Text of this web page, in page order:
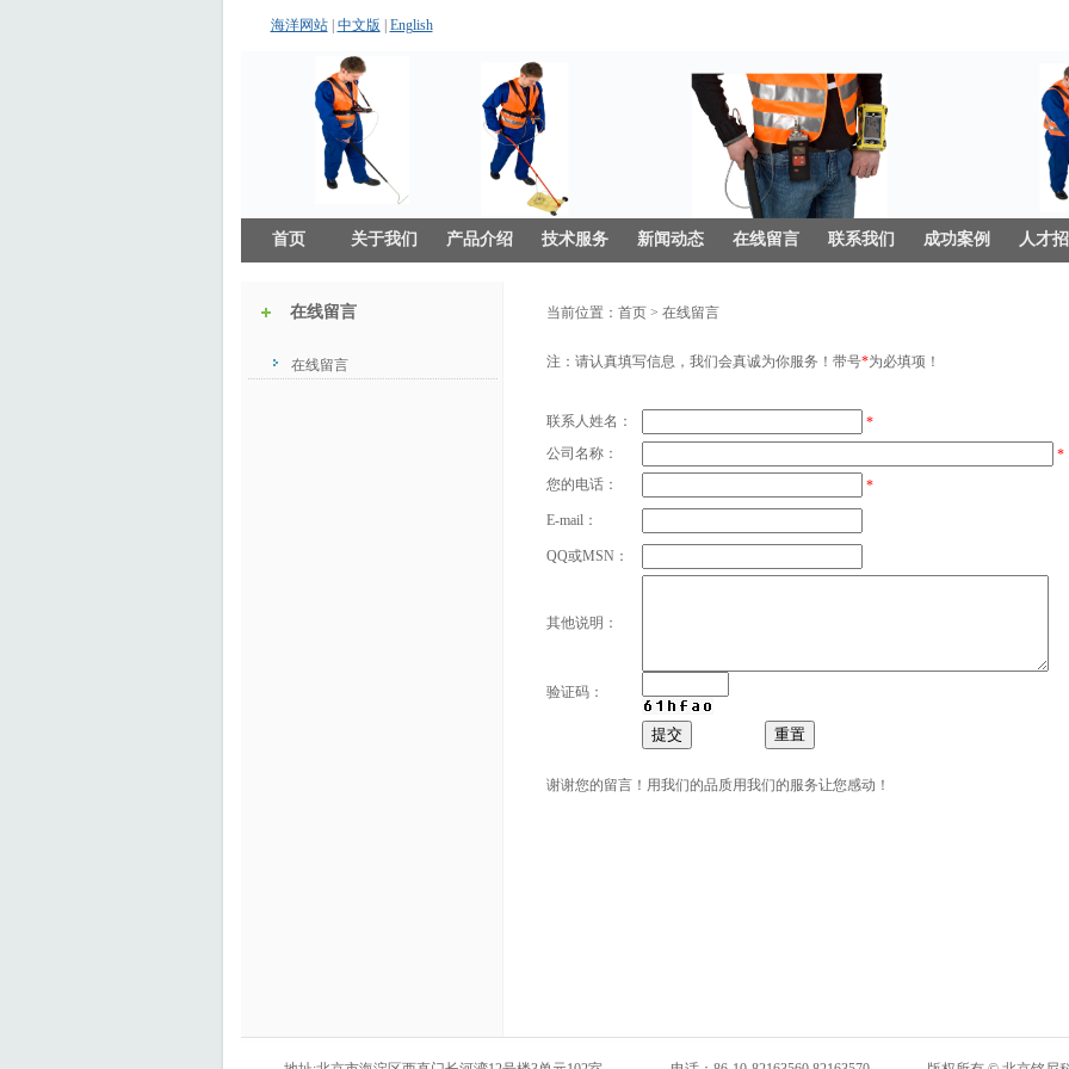
海洋网站| 中文版 English
首页 关于我们 产品介绍 技术服务 新闻动态 在线留言 联系我们 成功案例 人才
在线留言
在线留言
当前位置： 首页 > 在线留言
注：请认真填写信息，我们会真诚为你服务！带号*为必填项！
联系人姓名：
*
公司名称：
*
您的电话：
*
E-mail：
QQ或MSN：
其他说明：
验证码：
谢谢您的留言！用我们的品质用我们的服务让您感动！